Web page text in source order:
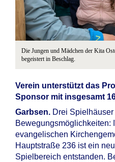
Die Jungen und Mädchen der Kita
begeistert in Beschlag.
Verein unterstützt das
Sponsor mit insgesamt
Garbsen. Drei
Bewegungsmöglichkeiten:
evangelischen
Hauptstraße 236 ist ein
Spielbereich entstanden.